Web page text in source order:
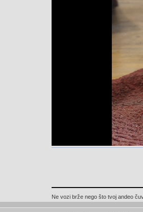
Ne vozi brže nego što tvoj andeo